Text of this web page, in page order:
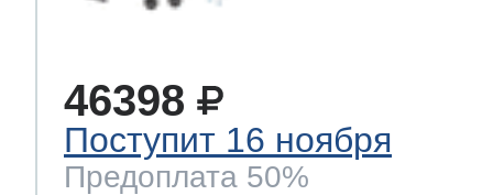
46398
Поступит 16 ноября
Предоплата 50%